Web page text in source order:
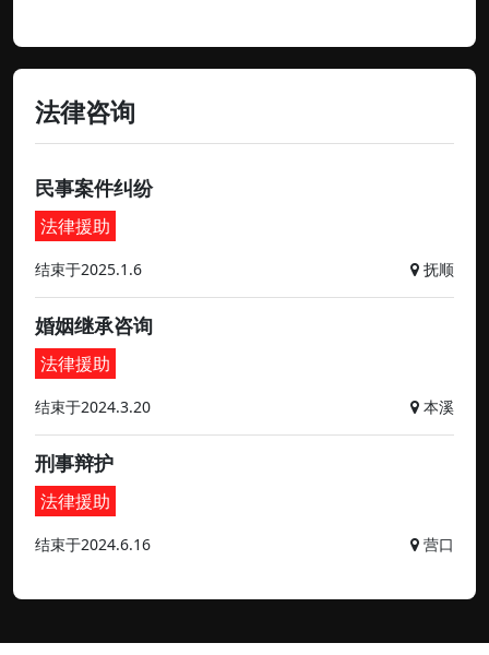
法律咨询
民事案件纠纷
法律援助
结束于2025.1.6 抚顺
婚姻继承咨询
法律援助
结束于2024.3.20 本溪
刑事辩护
法律援助
结束于2024.6.16 营口